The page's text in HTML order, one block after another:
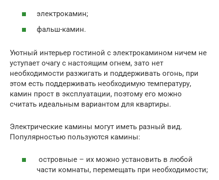
электрокамин;
фальш-камин.
Уютный интерьер гостиной с электрокамином ничем не
уступает очагу с настоящим огнем, зато нет
необходимости разжигать и поддерживать огонь, при
этом есть поддерживать необходимую температуру,
камин прост в эксплуатации, поэтому его можно
считать идеальным вариантом для квартиры.
Электрические камины могут иметь разный вид.
Популярностью пользуются камины:
островные – их можно установить в любой
части комнаты, перемещать при необходимости;